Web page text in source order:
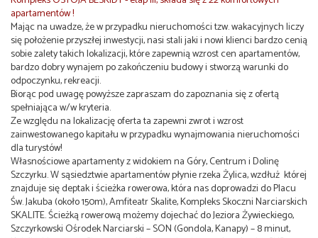
apartamentów !
Mając na uwadze, że w przypadku nieruchomości tzw. wakacyjnych liczy
się położenie przyszłej inwestycji, nasi stali jaki i nowi klienci bardzo cenią
sobie zalety takich lokalizacji, które zapewnią wzrost cen apartamentów,
bardzo dobry wynajem po zakończeniu budowy i stworzą warunki do
odpoczynku, rekreacji.
Biorąc pod uwagę powyższe zapraszam do zapoznania się z ofertą
spełniająca w/w kryteria.
Ze względu na lokalizację oferta ta zapewni zwrot i wzrost
zainwestowanego kapitału w przypadku wynajmowania nieruchomości
dla turystów!
Własnościowe apartamenty z widokiem na Góry, Centrum i Dolinę
Szczyrku. W sąsiedztwie apartamentów płynie rzeka Żylica, wzdłuż której
znajduje się deptak i ścieżka rowerowa, która nas doprowadzi do Placu
Św. Jakuba (około 150m), Amfiteatr Skalite, Kompleks Skoczni Narciarskich
SKALITE. Ścieżką rowerową możemy dojechać do Jeziora Żywieckiego,
Szczyrkowski Ośrodek Narciarski – SON (Gondola, Kanapy) – 8 minut,